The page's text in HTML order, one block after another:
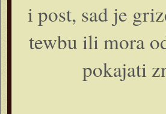
i post, sad je
tewbu ili mora
pokajati